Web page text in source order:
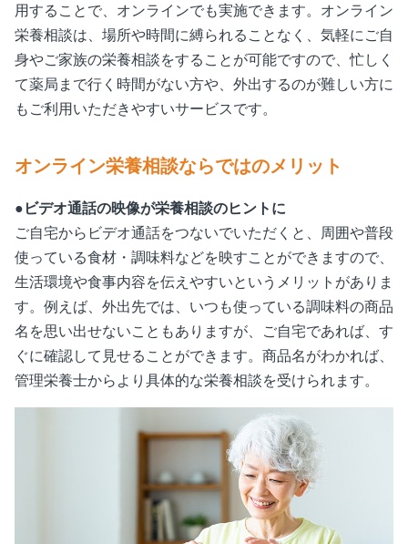
用することで、オンラインでも実施できます。オンライン
栄養相談は、場所や時間に縛られることなく、気軽にご自
身やご家族の栄養相談をすることが可能ですので、忙しく
て薬局まで行く時間がない方や、外出するのが難しい方に
もご利用いただきやすいサービスです。
オンライン栄養相談ならではのメリット
●ビデオ通話の映像が栄養相談のヒントに
ご自宅からビデオ通話をつないでいただくと、周囲や普段
使っている食材・調味料などを映すことができますので、
生活環境や食事内容を伝えやすいというメリットがありま
す。例えば、外出先では、いつも使っている調味料の商品
名を思い出せないこともありますが、ご自宅であれば、す
ぐに確認して見せることができます。商品名がわかれば、
管理栄養士からより具体的な栄養相談を受けられます。